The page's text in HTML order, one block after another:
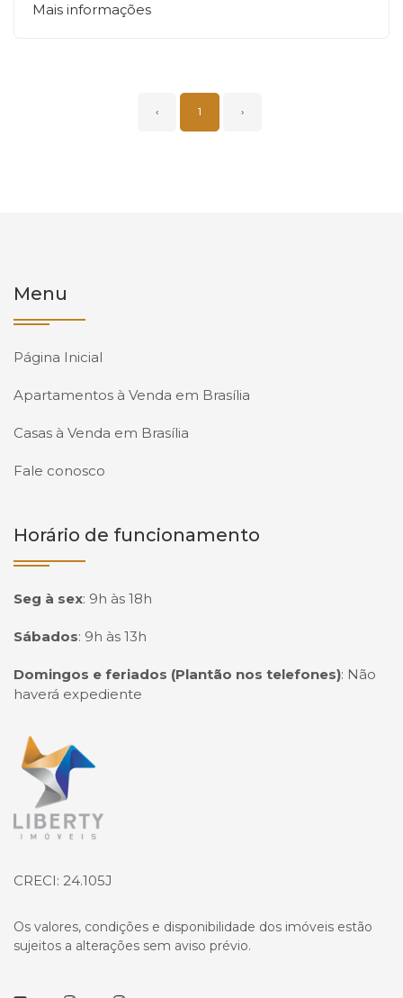
Mais informações
‹ 1 ›
Menu
Página Inicial
Apartamentos à Venda em Brasília
Casas à Venda em Brasília
Fale conosco
Horário de funcionamento
Seg à sex: 9h às 18h
Sábados: 9h às 13h
Domingos e feriados (Plantão nos telefones): Não
haverá expediente
Página inicial
CRECI: 24.105J
Os valores, condições e disponibilidade dos imóveis estão
sujeitos a alterações sem aviso prévio.